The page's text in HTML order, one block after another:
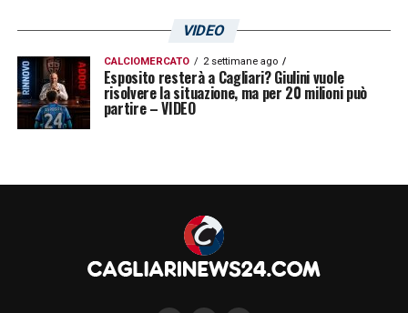
VIDEO
CALCIOMERCATO 2 settimane ago
Esposito resterà a Cagliari? Giulini vuole
risolvere la situazione, ma per 20 milioni può
partire – VIDEO